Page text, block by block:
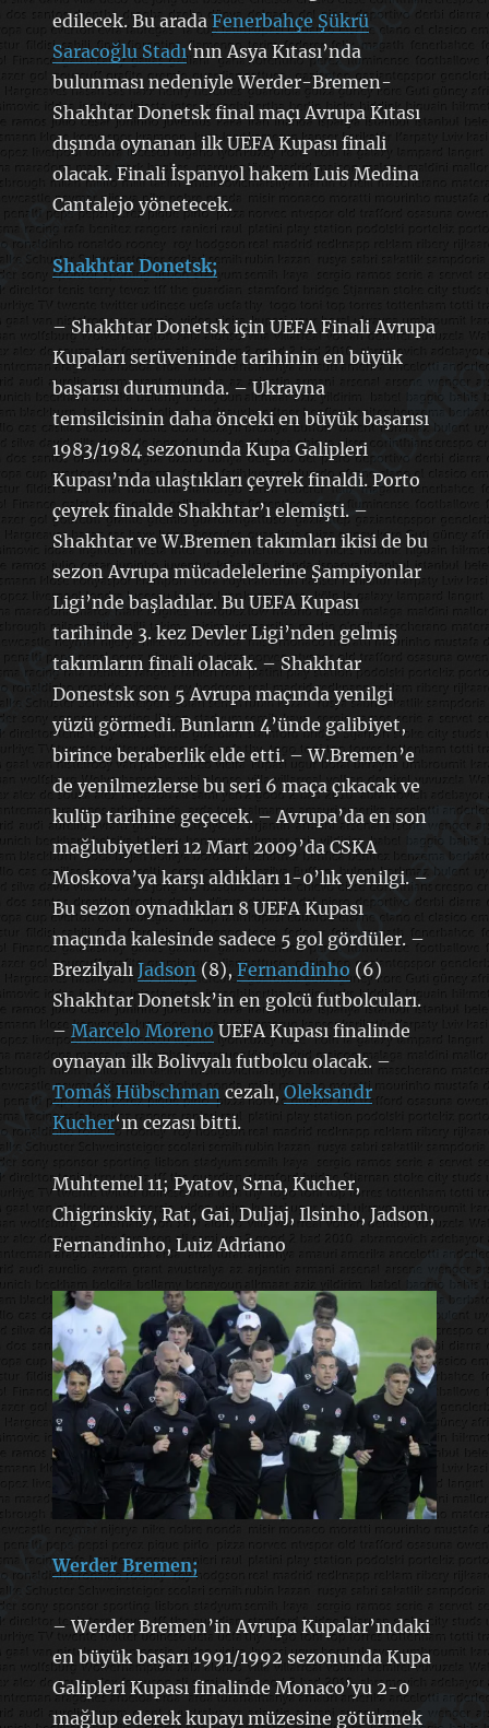
edilecek. Bu arada Fenerbahçe Şükrü
Saracoğlu Stadı‘nın Asya Kıtası’nda
bulunması nedeniyle Werder-Bremen-
Shakhtar Donetsk final maçı Avrupa Kıtası
dışında oynanan ilk UEFA Kupası finali
olacak. Finali İspanyol hakem Luis Medina
Cantalejo yönetecek.
Shakhtar Donetsk;
– Shakhtar Donetsk için UEFA Finali Avrupa
Kupaları serüveninde tarihinin en büyük
başarısı durumunda. – Ukrayna
temsilcisinin daha önceki en büyük başarısı
1983/1984 sezonunda Kupa Galipleri
Kupası’nda ulaştıkları çeyrek finaldi. Porto
çeyrek finalde Shakhtar’ı elemişti. –
Shakhtar ve W.Bremen takımları ikisi de bu
sezon Avrupa mücadelelerine Şampiyonlar
Ligi’nde başladılar. Bu UEFA Kupası
tarihinde 3. kez Devler Ligi’nden gelmiş
takımların finali olacak. – Shakhtar
Donestsk son 5 Avrupa maçında yenilgi
yüzü görmedi. Bunların 4’ünde galibiyet,
birince beraberlik elde etti. – W.Bremen’e
de yenilmezlerse bu seri 6 maça çıkacak ve
kulüp tarihine geçecek. – Avrupa’da en son
mağlubiyetleri 12 Mart 2009’da CSKA
Moskova’ya karşı aldıkları 1-0’lık yenilgi. –
Bu sezon oynadıkları 8 UEFA Kupası
maçında kalesinde sadece 5 gol gördüler. –
Brezilyalı Jadson(8), Fernandinho (6)
Shakhtar Donetsk’in en golcü futbolcuları.
– Marcelo Moreno UEFA Kupası finalinde
oynayan ilk Bolivyalı futbolcu olacak. –
Tomáš Hübschmancezalı, Oleksandr
Kucher‘ın cezası bitti.
Muhtemel 11; Pyatov, Srna, Kucher,
Chigrinskiy, Rat, Gai, Duljaj, Ilsinho, Jadson,
Fernandinho, Luiz Adriano
Werder Bremen;
– Werder Bremen’in Avrupa Kupalar’ındaki
en büyük başarı 1991/1992 sezonunda Kupa
Galipleri Kupası finalinde Monaco’yu 2-0
mağlup ederek kupayı müzesine götürmek